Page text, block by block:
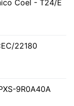
Coel - T24/E
22180
9R0A40A